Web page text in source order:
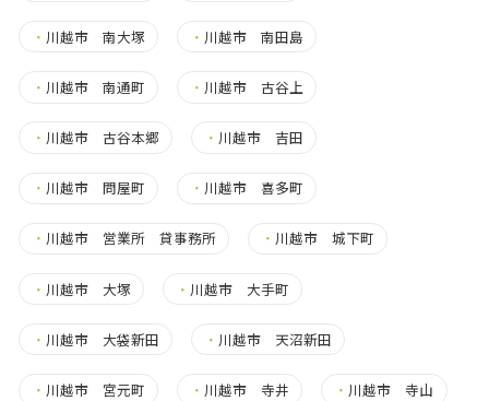
・ 川越市 南大塚 ・ 川越市 南田島
・ 川越市 南通町 ・ 川越市 古谷上
・ 川越市 古谷本郷 ・ 川越市 吉田
・ 川越市 問屋町 ・ 川越市 喜多町
・ 川越市 営業所 貸事務所 ・ 川越市 城下町
・ 川越市 大塚 ・ 川越市 大手町
・ 川越市 大袋新田 ・ 川越市 天沼新田
・ 川越市 宮元町 ・ 川越市 寺井 ・ 川越市 寺山